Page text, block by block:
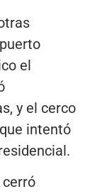
el
y el cerco
intentó